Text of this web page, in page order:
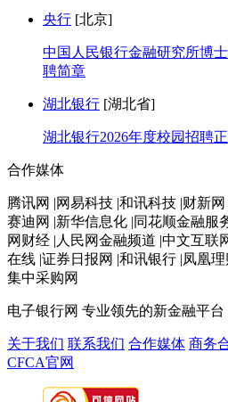
央行 [北京]
中国人民银行金融研究所博
聘简章
湖北银行 [湖北省]
湖北银行2026年度校园招聘
合作媒体
腾讯网 |网易科技 |和讯科技 |财新
赛迪网 |新华信息化 |同花顺金融服
网财经 |人民网金融频道 |中文互联
在线 |证券日报网 |和讯银行 |凤凰
集中采购网
电子银行网 专业领先的新金融平台
关于我们 联系我们 合作媒体 商务
CFCA官网